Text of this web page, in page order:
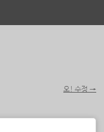
오! 수정 →